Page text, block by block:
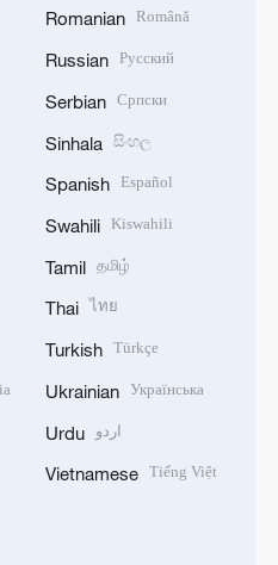
Romanian Română
Russian Русский
Serbian Српски
Sinhala සිංහල
Spanish Español
Swahili Kiswahili
Tamil தமிழ்
Thai ไทย
Turkish Türkçe
Ukrainian Українська
Urdu اردو
Vietnamese Tiếng Việt